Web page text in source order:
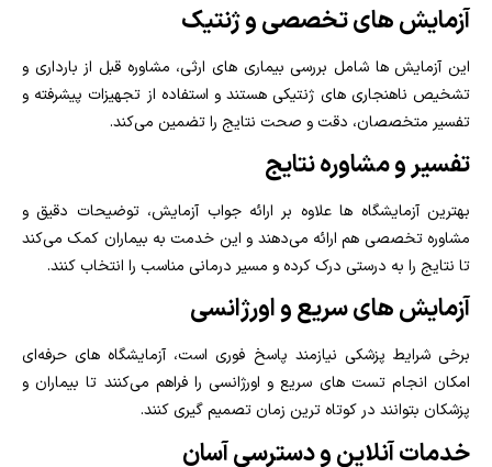
آزمایش‌ های تخصصی و ژنتیک
این آزمایش‌ ها شامل بررسی بیماری‌ های ارثی، مشاوره قبل از بارداری و
تشخیص ناهنجاری‌ های ژنتیکی هستند و استفاده از تجهیزات پیشرفته و
تفسیر متخصصان، دقت و صحت نتایج را تضمین می‌کند.
تفسیر و مشاوره نتایج
بهترین آزمایشگاه‌ ها علاوه بر ارائه جواب آزمایش، توضیحات دقیق و
مشاوره تخصصی هم ارائه می‌دهند و این خدمت به بیماران کمک می‌کند
تا نتایج را به‌ درستی درک کرده و مسیر درمانی مناسب را انتخاب کنند.
آزمایش‌ های سریع و اورژانسی
برخی شرایط پزشکی نیازمند پاسخ فوری است، آزمایشگاه‌ های حرفه‌ای
امکان انجام تست‌ های سریع و اورژانسی را فراهم می‌کنند تا بیماران و
پزشکان بتوانند در کوتاه‌ ترین زمان تصمیم‌ گیری کنند.
خدمات آنلاین و دسترسی آسان